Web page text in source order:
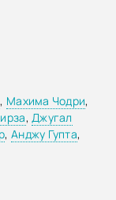
, Махима Чодри,
,Джугал
, Анджу Гупта,